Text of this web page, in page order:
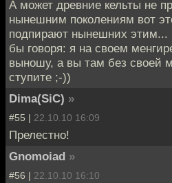
А может древние кельты не
нынешним поколениям вот
подпирают нынешних этим...
бы говоря: я на своем
выношу, а вы там без своей
ступите ;-))
Dima(SiC) »
#55 | 22.10.10 16:09
Прелестно!
Gnomoiad »
#56 | 22.10.10 16:10